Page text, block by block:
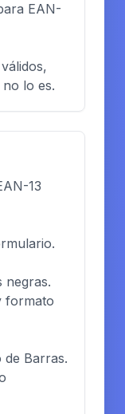
EAN-
no lo es.
13
negras.
formato
de Barras.